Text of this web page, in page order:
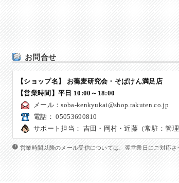
お問合せ
【ショップ名】 お蕎麦研究会・そばけん満足店
【営業時間】平日 10:00～18:00
メール：soba-kenkyukai@shop.rakuten.co.jp
電話： 05053690810
サポート担当： 吉田・岡村・近藤（常駐：管理
営業時間以降のメール受信については、翌営業日にご対応さ